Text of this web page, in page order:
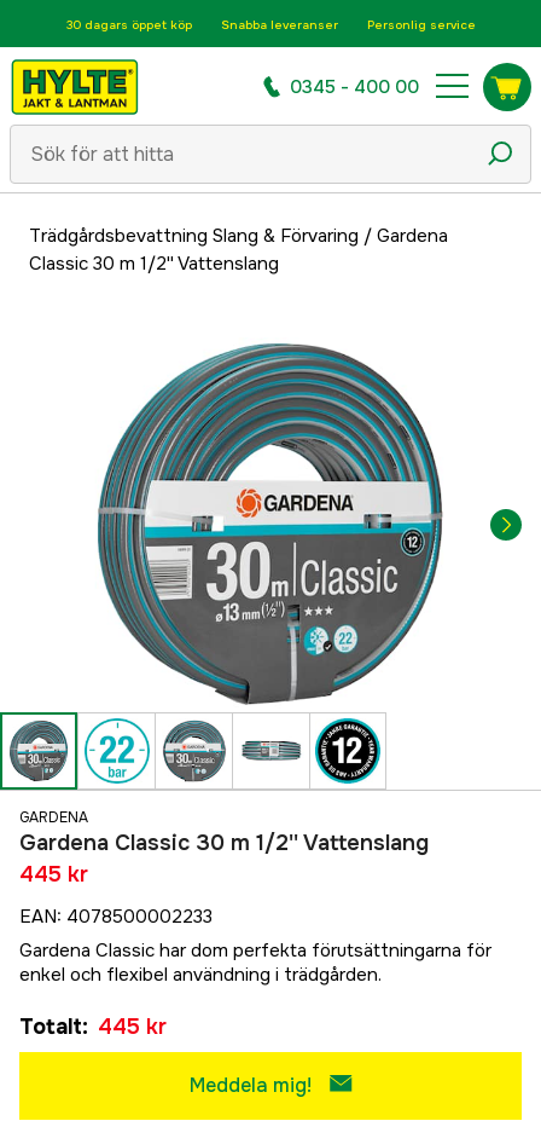
30 dagars öppet köp Snabba leveranser Personlig service
0345 - 400 00
Trädgårdsbevattning Slang & Förvaring / Gardena
Classic 30 m 1/2'' Vattenslang
GARDENA
Gardena Classic 30 m 1/2'' Vattenslang
445 kr
EAN: 4078500002233
Gardena Classic har dom perfekta förutsättningarna för
enkel och flexibel användning i trädgården.
Totalt: 445 kr
Meddela mig!